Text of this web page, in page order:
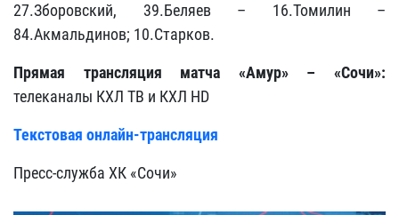
27.Зборовский, 39.Беляев – 16.Томилин –
84.Акмальдинов; 10.Старков.
Прямая трансляция матча «Амур» – «Сочи»:
телеканалы КХЛ ТВ и КХЛ HD
Текстовая онлайн-трансляция
Пресс-служба ХК «Сочи»